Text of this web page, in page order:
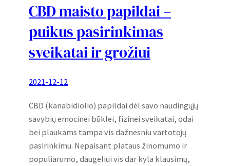
CBD maisto papildai –
puikus pasirinkimas
sveikatai ir grožiui
2021-12-12
CBD (kanabidiolio) papildai dėl savo naudingųjų
savybių emocinei būklei, fizinei sveikatai, odai
bei plaukams tampa vis dažnesniu vartotojų
pasirinkimu. Nepaisant plataus žinomumo ir
populiarumo, daugeliui vis dar kyla klausimų,